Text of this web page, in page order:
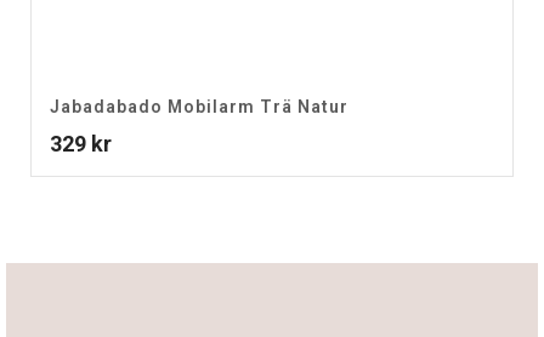
Jabadabado Mobilarm Trä Natur
329 kr